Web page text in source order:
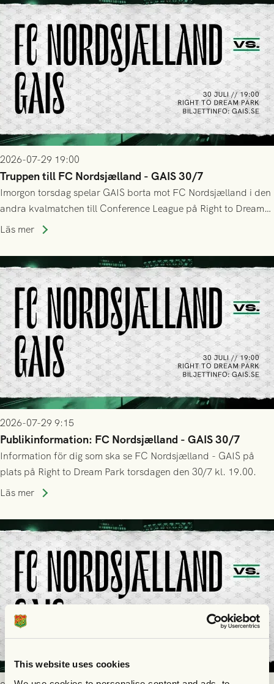
This website uses cookies
2026-07-29 19:00
Truppen till FC Nordsjælland - GAIS 30/7
Imorgon torsdag spelar GAIS borta mot FC Nordsjælland i den
andra kvalmatchen till Conference League på Right to Dream
Park! Fredrik Holmberg och ledarstaben har tagit ut följande
Läs mer
2026-07-29 9:15
Publikinformation: FC Nordsjælland - GAIS 30/7
Information för dig som ska se FC Nordsjælland - GAIS på
plats på Right to Dream Park torsdagen den 30/7 kl. 19.00.
Läs mer